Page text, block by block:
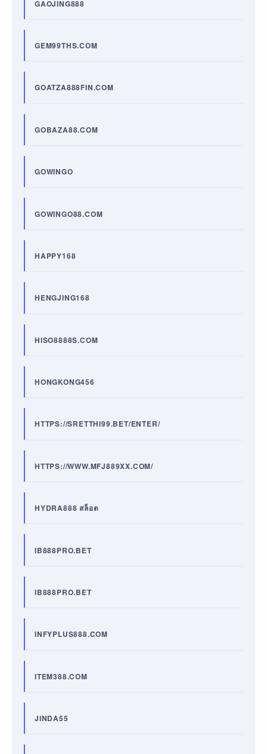
GAOJING888
GEM99THS.COM
GOATZA888FIN.COM
GOBAZA88.COM
GOWINGO
GOWINGO88.COM
HAPPY168
HENGJING168
HISO8888S.COM
HONGKONG456
HTTPS://SRETTHI99.BET/ENTER/
HTTPS://WWW.MFJ889XX.COM/
HYDRA888 สล็อต
IB888PRO.BET
IB888PRO.BET
INFYPLUS888.COM
ITEM388.COM
JINDA55